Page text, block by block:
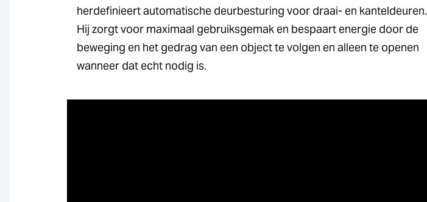
herdefinieert automatische deurbesturing voor draai- en kanteldeuren.
Hij zorgt voor maximaal gebruiksgemak en bespaart energie door de
beweging en het gedrag van een object te volgen en alleen te openen
wanneer dat echt nodig is.